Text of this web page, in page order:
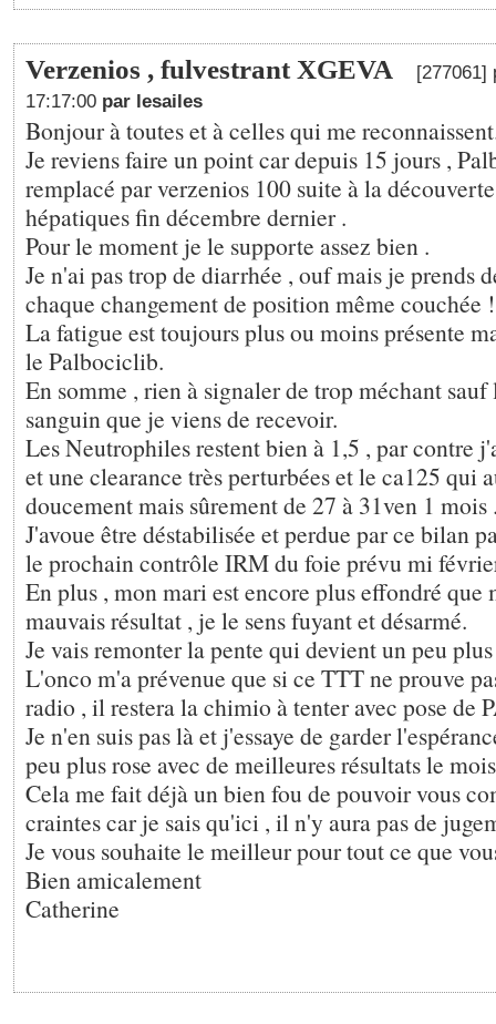
Verzenios , fulvestrant XGEVA
[277061]
17:17:00 par lesailes
Bonjour à toutes et à celles qui me
Je reviens faire un point car depuis 15 jours ,
remplacé par verzenios 100 suite à la
hépatiques fin décembre dernier .
Pour le moment je le supporte assez bien .
Je n'ai pas trop de diarrhée , ouf mais je prends
chaque changement de position même couchée
La fatigue est toujours plus ou moins présente
le Palbociclib.
En somme , rien à signaler de trop méchant
sanguin que je viens de recevoir.
Les Neutrophiles restent bien à 1,5 , par contre
et une clearance très perturbées et le ca125 qui
doucement mais sûrement de 27 à 31ven 1 mois
J'avoue être déstabilisée et perdue par ce bilan
le prochain contrôle IRM du foie prévu mi
En plus , mon mari est encore plus effondré que
mauvais résultat , je le sens fuyant et désarmé.
Je vais remonter la pente qui devient un peu
L'onco m'a prévenue que si ce TTT ne prouve
radio , il restera la chimio à tenter avec pose de
Je n'en suis pas là et j'essaye de garder
peu plus rose avec de meilleures résultats le
Cela me fait déjà un bien fou de pouvoir vous
craintes car je sais qu'ici , il n'y aura pas de
Je vous souhaite le meilleur pour tout ce que
Bien amicalement
Catherine